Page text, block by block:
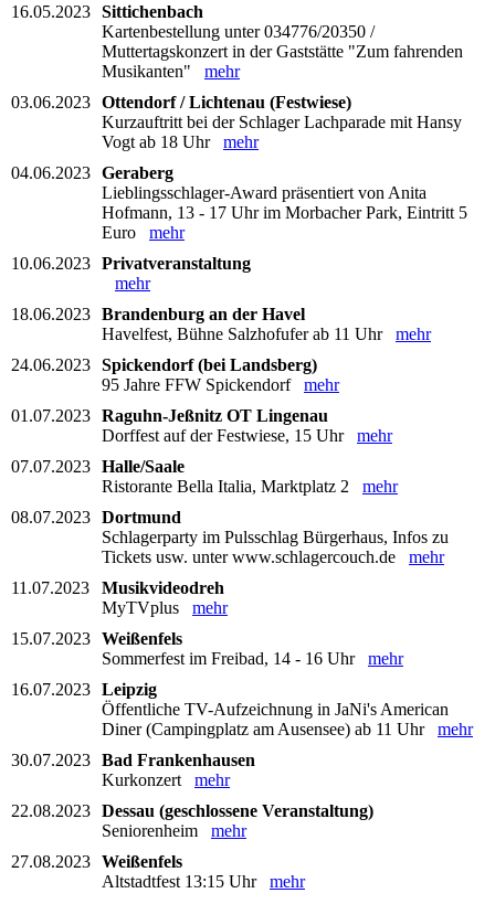
16.05.2023 Sittichenbach
Kartenbestellung unter 034776/20350 /
Muttertagskonzert in der Gaststätte "Zum fahrenden
Musikanten" mehr
03.06.2023 Ottendorf / Lichtenau (Festwiese)
Kurzauftritt bei der Schlager Lachparade mit Hansy
Vogt ab 18 Uhr mehr
04.06.2023 Geraberg
Lieblingsschlager-Award präsentiert von Anita
Hofmann, 13 - 17 Uhr im Morbacher Park, Eintritt 5
Euro mehr
10.06.2023 Privatveranstaltung
mehr
18.06.2023 Brandenburg an der Havel
Havelfest, Bühne Salzhofufer ab 11 Uhr mehr
24.06.2023 Spickendorf (bei Landsberg)
95 Jahre FFW Spickendorf mehr
01.07.2023 Raguhn-Jeßnitz OT Lingenau
Dorffest auf der Festwiese, 15 Uhr mehr
07.07.2023 Halle/Saale
Ristorante Bella Italia, Marktplatz 2 mehr
08.07.2023 Dortmund
Schlagerparty im Pulsschlag Bürgerhaus, Infos zu
Tickets usw. unter www.schlagercouch.de mehr
11.07.2023
Musikvideodreh
MyTVplus mehr
15.07.2023 Weißenfels
Sommerfest im Freibad, 14 - 16 Uhr mehr
16.07.2023 Leipzig
Öffentliche TV-Aufzeichnung in JaNi's American
Diner (Campingplatz am Ausensee) ab 11 Uhr mehr
30.07.2023 Bad Frankenhausen
Kurkonzert mehr
22.08.2023 Dessau (geschlossene Veranstaltung)
Seniorenheim mehr
27.08.2023 Weißenfels
Altstadtfest 13:15 Uhr mehr